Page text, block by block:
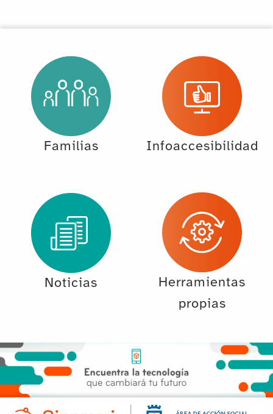
Familias Infoaccesibilidad
Noticias
Herramientas
propias